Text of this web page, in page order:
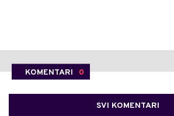
KOMENTARI 0
SVI KOMENTARI